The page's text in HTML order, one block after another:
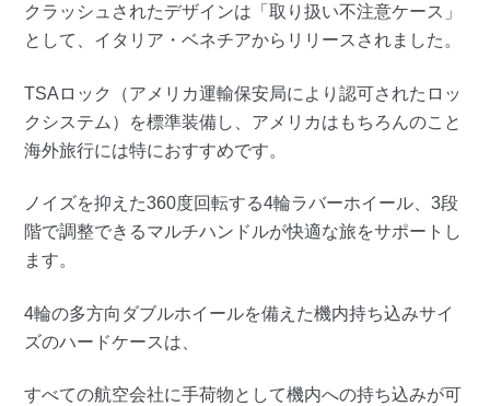
クラッシュされたデザインは「取り扱い不注意ケース」
として、イタリア・ベネチアからリリースされました。
TSAロック（アメリカ運輸保安局により認可されたロッ
クシステム）を標準装備し、アメリカはもちろんのこと
海外旅行には特におすすめです。
ノイズを抑えた360度回転する4輪ラバーホイール、3段
階で調整できるマルチハンドルが快適な旅をサポートし
ます。
4輪の多方向ダブルホイールを備えた機内持ち込みサイ
ズのハードケースは、
すべての航空会社に手荷物として機内への持ち込みが可